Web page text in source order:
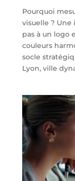
Pourquoi
visuelle ?
pas à un logo
couleurs
socle
Lyon, ville